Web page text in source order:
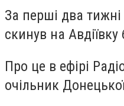
За перші два
скинув на
Про це в ефірі
очільник